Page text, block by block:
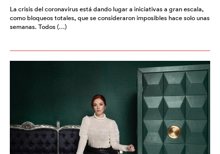
La crisis del coronavirus está dando lugar a iniciativas a gran escala,
como bloqueos totales, que se consideraron imposibles hace solo unas
semanas. Todos (…)